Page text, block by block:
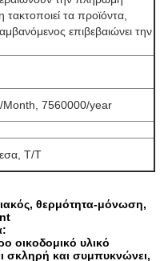
τα προϊόντα,
επιβεβαιώνει την
7560000/year
T/T
θερμότητα-μόνωση,
οικοδομικό υλικό
σκληρή και συμπυκνώνει,